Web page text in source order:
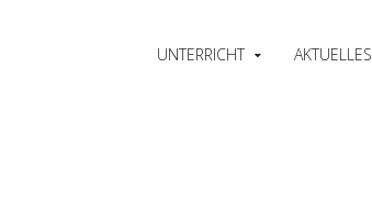
AKTUELLES
UNTERRICHT